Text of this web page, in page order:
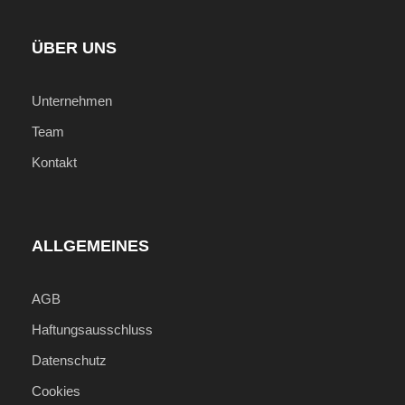
Optionale Ausflüge
Preise gelten pro Person im Doppelzimmer
Internationale Flüge können auf Wunsch
inkludiert werden!
ÜBER UNS
Unternehmen
Team
Kontakt
ALLGEMEINES
AGB
Haftungsausschluss
Datenschutz
Cookies